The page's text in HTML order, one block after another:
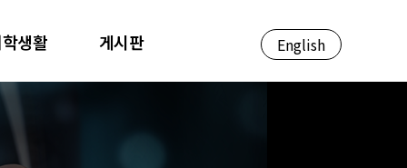
생활 게시판 English